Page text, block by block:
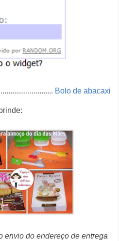
Bolo de abacaxi
brinde:
envio do endereço de entrega